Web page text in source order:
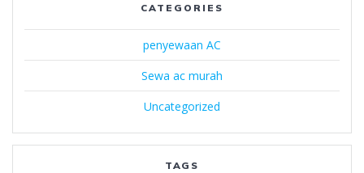
CATEGORIES
penyewaan AC
Sewa ac murah
Uncategorized
TAGS